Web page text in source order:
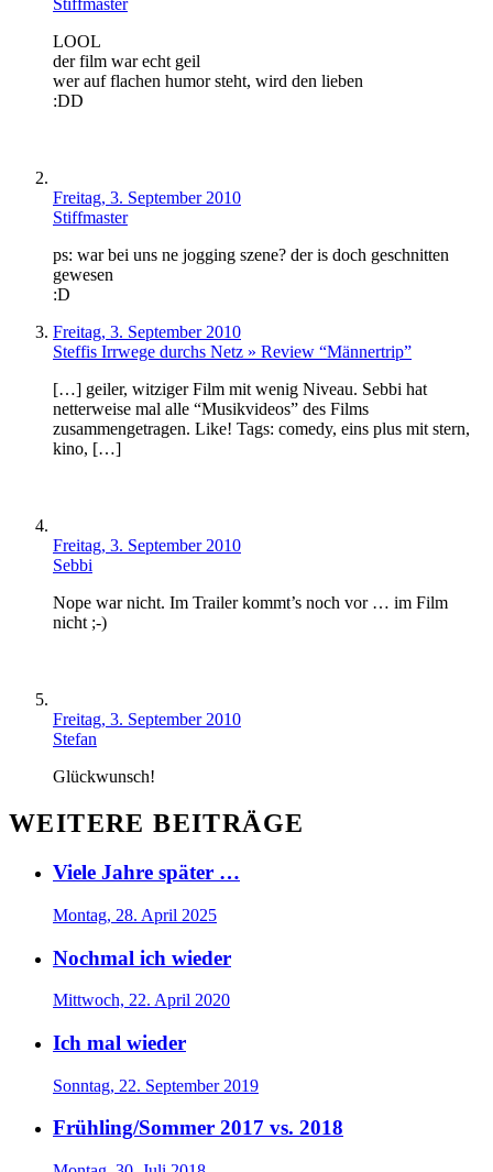
Stiffmaster
LOOL
der film war echt geil
wer auf flachen humor steht, wird den lieben
:DD
Freitag, 3. September 2010
Stiffmaster
ps: war bei uns ne jogging szene? der is doch geschnitten
gewesen
:D
Freitag, 3. September 2010
Steffis Irrwege durchs Netz » Review “Männertrip”
[…] geiler, witziger Film mit wenig Niveau. Sebbi hat
netterweise mal alle “Musikvideos” des Films
zusammengetragen. Like! Tags: comedy, eins plus mit stern,
kino, […]
Freitag, 3. September 2010
Sebbi
Nope war nicht. Im Trailer kommt’s noch vor … im Film
nicht ;-)
Freitag, 3. September 2010
Stefan
Glückwunsch!
WEITERE BEITRÄGE
Viele Jahre später …
Montag, 28. April 2025
Nochmal ich wieder
Mittwoch, 22. April 2020
Ich mal wieder
Sonntag, 22. September 2019
Frühling/Sommer 2017 vs. 2018